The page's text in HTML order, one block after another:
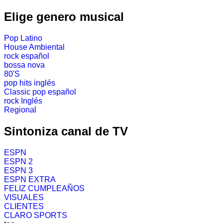
Elige genero musical
Pop Latino
House Ambiental
rock español
bossa nova
80'S
pop hits inglés
Classic pop español
rock Inglés
Regional
Sintoniza canal de TV
ESPN
ESPN 2
ESPN 3
ESPN EXTRA
FELIZ CUMPLEAÑOS
VISUALES
CLIENTES
CLARO SPORTS